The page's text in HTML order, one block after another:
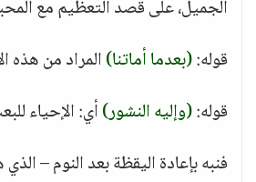
الجميل، على قصد التعظيم مع
قوله:(بعدما أماتنا)المراد من هذه
قوله:(وإليه النشور)أي: الإحياء
فنبه بإعادة اليقظة بعد النوم –